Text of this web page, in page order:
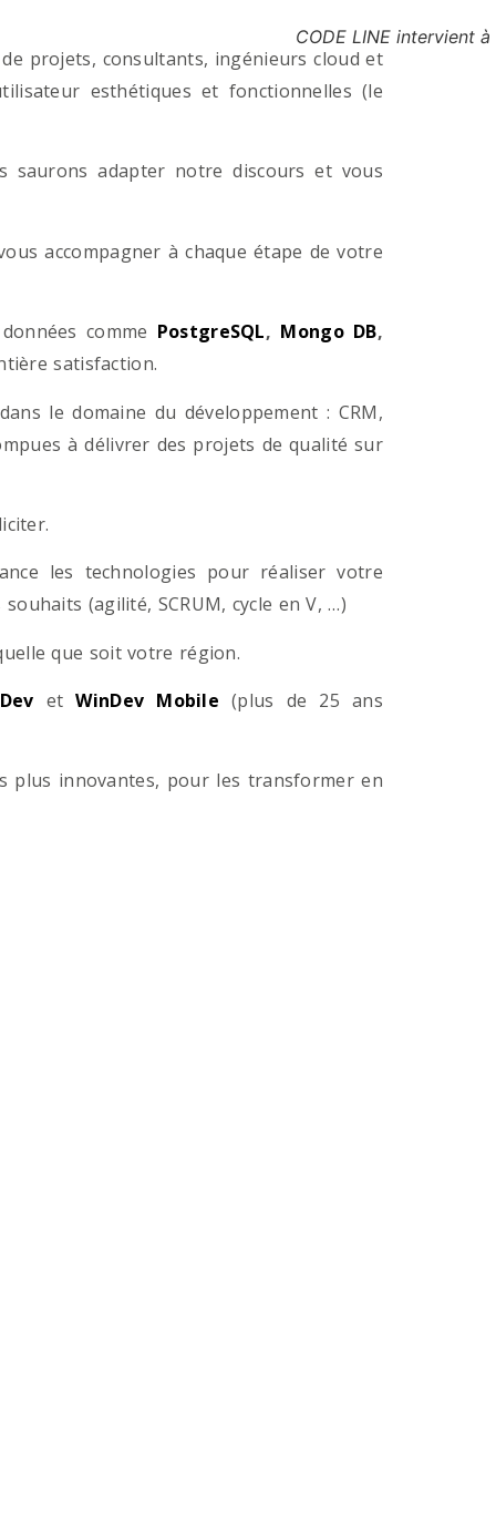
projets, consultants, ingénieurs cloud et
esthétiques et fonctionnelles (le
saurons adapter notre discours et vous
accompagner à chaque étape de votre
comme PostgreSQL, Mongo DB,
satisfaction.
le domaine du développement : CRM,
à délivrer des projets de qualité sur
les technologies pour réaliser votre
(agilité, SCRUM, cycle en V, …)
que soit votre région.
et WinDev Mobile (plus de 25 ans
plus innovantes, pour les transformer en
CODE LINE intervient